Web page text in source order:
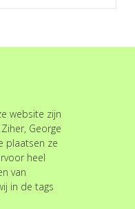
website zijn
George
plaatsen ze
heel
van
in de tags